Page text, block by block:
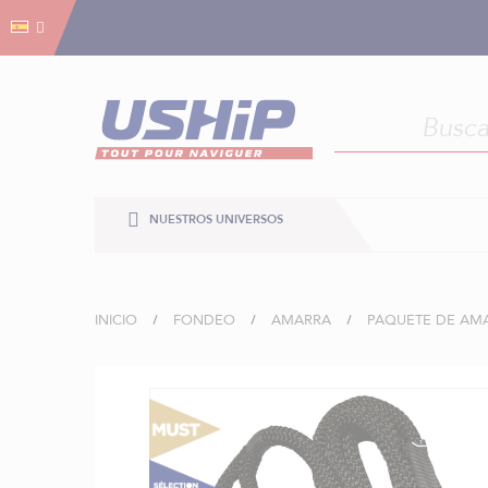
NUESTROS UNIVERSOS
INICIO FONDEO AMARRA PAQUETE DE
Saltar
al
final
de
Gestión de cookies
Gestión de cookies